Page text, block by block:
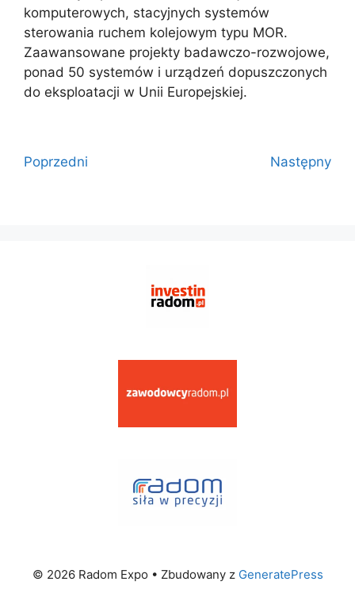
komputerowych, stacyjnych systemów
sterowania ruchem kolejowym typu MOR.
Zaawansowane projekty badawczo-rozwojowe,
ponad 50 systemów i urządzeń dopuszczonych
do eksploatacji w Unii Europejskiej.
Poprzedni Następny
© 2026 Radom Expo • Zbudowany z GeneratePress